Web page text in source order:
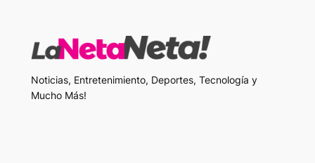
Noticias, Entretenimiento, Deportes, Tecnología y
Mucho Más!